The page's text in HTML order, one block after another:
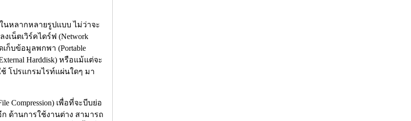
นหลากหลายรูปแบบ ไม่ว่าจะ
เน็ตเวิร์คไดร์ฟ (Network
ก็บข้อมูลพกพา (Portable
Harddisk) หรือแม้แต่จะ
โปรแกรมไรท์แผ่นใดๆ มา
Compression) เพื่อที่จะบีบย่อ
ด้านการใช้งานต่าง สามารถ